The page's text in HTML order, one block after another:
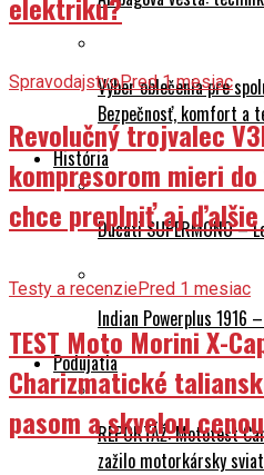
Výber oblečenia pre
Bezpečnosť, komfort a
História
Ducati SUPERMONO –
Indian Powerplus 1916
Podujatia
REPORTÁŽ: Mototest
zažilo motorkársky
elektriku?
SpravodajstvoPred 1 mesiac
Revolučný trojvalec
kompresorom mieri
chce preplniť aj ďalšie
Testy a recenziePred 1 mesiac
TEST Moto Morini X-
Charizmatické
pasom a skvelou cenou